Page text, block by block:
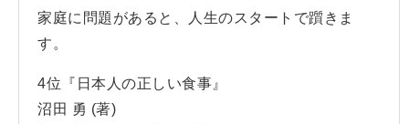
家庭に問題があると、人生のスタートで躓きま
す。
4位『日本人の正しい食事』
沼田 勇 (著)